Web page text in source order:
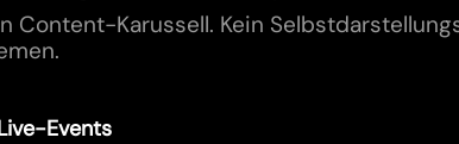
Content-Karussell. Kein
Events